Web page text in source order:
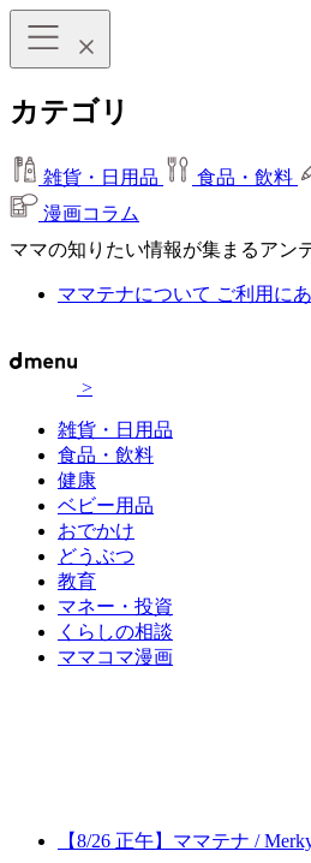
カテゴリ
雑貨・日用品 食品・飲料
漫画コラム
ママの知りたい情報が集まるアン
ママテナについて ご利用に
>
雑貨・日用品
食品・飲料
健康
ベビー用品
おでかけ
どうぶつ
教育
マネー・投資
くらしの相談
ママコマ漫画
【8/26 正午】ママテナ /